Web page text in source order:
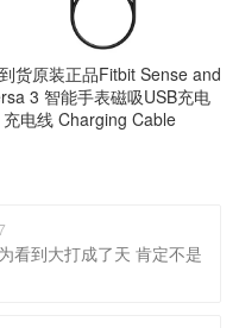
货原装正品Fitbit Sense and
3 智能手表磁吸USB充电
充电线 Charging Cable
看到大打成了天 肯定不是